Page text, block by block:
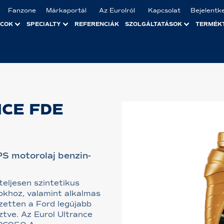
Fanzone Márkaportál Az Eurolról Kapcsolat
SPECIALTY REFERENCIÁK SZOLGÁLTATÁSOK
FDE
motorolaj benzin-
szintetikus
valamint alkalmas
a Ford legújabb
Az Eurol Ultrance